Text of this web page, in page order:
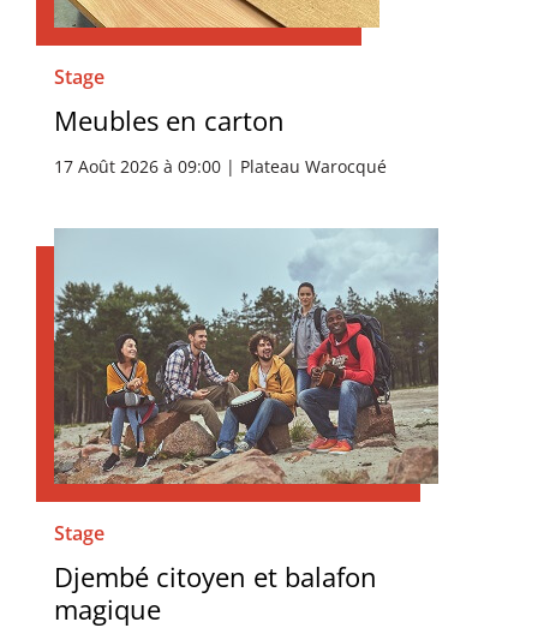
Stage
Meubles en carton
17 Août 2026 à 09:00 | Plateau Warocqué
Stage
Djembé citoyen et balafon
magique